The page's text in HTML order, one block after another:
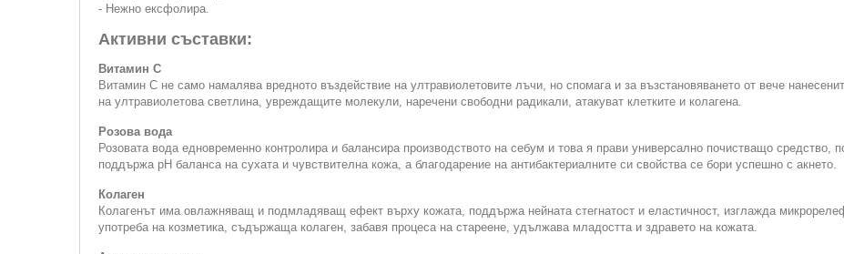
- Нежно ексфолира.
Активни съставки:
Витамин С
Витамин С не само намалява вредното въздействие на ултравиолетовите лъчи, но спомага и за възстановяването от вече
на ултравиолетова светлина, увреждащите молекули, наречени свободни радикали, атакуват клетките и колагена.
Розова вода
Розовата вода едновременно контролира и балансира производството на себум и това я прави универсално почистващо
поддържа pH баланса на сухата и чувствителна кожа, а благодарение на антибактериалните си свойства се бори успешно с акнето.
Колаген
Колагенът има овлажняващ и подмладяващ ефект върху кожата, поддържа нейната стегнатост и еластичност, изглажда
употреба на козметика, съдържаща колаген, забавя процеса на стареене, удължава младостта и здравето на кожата.